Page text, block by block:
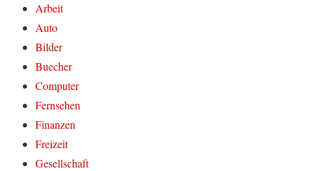
Arbeit
Auto
Bilder
Buecher
Computer
Fernsehen
Finanzen
Freizeit
Gesellschaft